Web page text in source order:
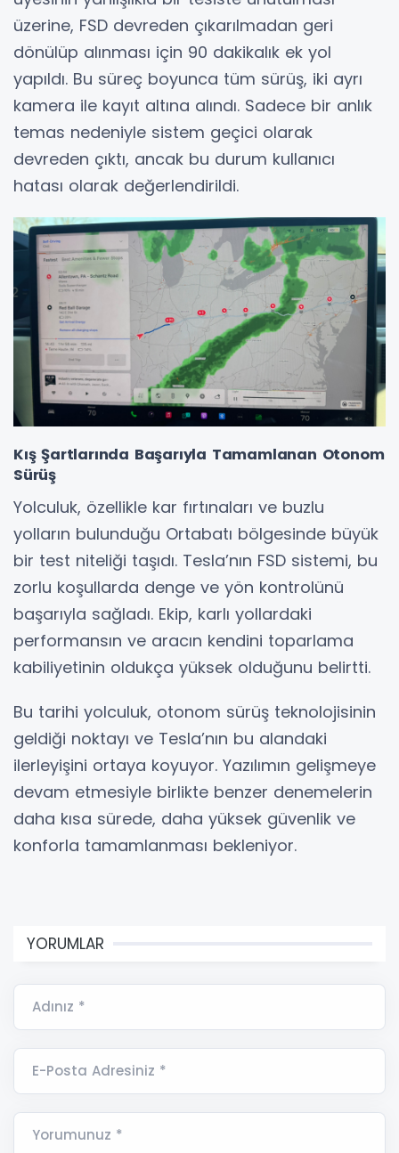
üzerine, FSD devreden çıkarılmadan geri
dönülüp alınması için 90 dakikalık ek yol
yapıldı. Bu süreç boyunca tüm sürüş, iki ayrı
kamera ile kayıt altına alındı. Sadece bir anlık
temas nedeniyle sistem geçici olarak
devreden çıktı, ancak bu durum kullanıcı
hatası olarak değerlendirildi.
Kış Şartlarında Başarıyla Tamamlanan Otonom
Sürüş
Yolculuk, özellikle kar fırtınaları ve buzlu
yolların bulunduğu Ortabatı bölgesinde büyük
bir test niteliği taşıdı. Tesla’nın FSD sistemi, bu
zorlu koşullarda denge ve yön kontrolünü
başarıyla sağladı. Ekip, karlı yollardaki
performansın ve aracın kendini toparlama
kabiliyetinin oldukça yüksek olduğunu belirtti.
Bu tarihi yolculuk, otonom sürüş teknolojisinin
geldiği noktayı ve Tesla’nın bu alandaki
ilerleyişini ortaya koyuyor. Yazılımın gelişmeye
devam etmesiyle birlikte benzer denemelerin
daha kısa sürede, daha yüksek güvenlik ve
konforla tamamlanması bekleniyor.
YORUMLAR
Adınız *
E-Posta Adresiniz *
Yorumunuz *